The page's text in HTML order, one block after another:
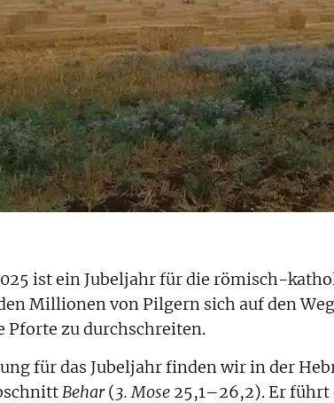
ist ein Jubeljahr für die römisch-
Millionen von Pilgern sich auf den
Pforte zu durchschreiten.
für das Jubeljahr finden wir in der
Behar(3. Mose 25,1–26,2). Er führt